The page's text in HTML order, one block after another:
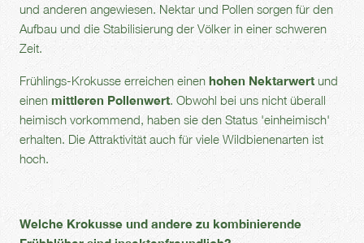
und anderen angewiesen. Nektar und Pollen sorgen für den
Aufbau und die Stabilisierung der Völker in einer schweren
Zeit.
Frühlings-Krokusse erreichen einen hohen Nektarwertund
einen mittleren Pollenwert. Obwohl bei uns nicht überall
heimisch vorkommend, haben sie den Status 'einheimisch'
erhalten. Die Attraktivität auch für viele Wildbienenarten ist
hoch.
Welche Krokusse und andere zu kombinierende